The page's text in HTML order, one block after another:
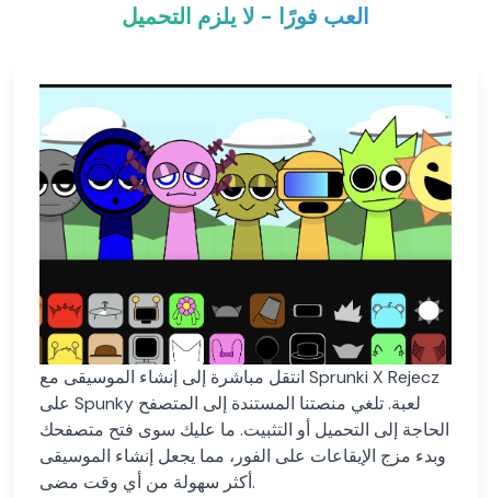
العب فورًا - لا يلزم التحميل
انتقل مباشرة إلى إنشاء الموسيقى مع Sprunki X Rejecz
على Spunky لعبة. تلغي منصتنا المستندة إلى المتصفح
الحاجة إلى التحميل أو التثبيت. ما عليك سوى فتح متصفحك
وبدء مزج الإيقاعات على الفور، مما يجعل إنشاء الموسيقى
أكثر سهولة من أي وقت مضى.